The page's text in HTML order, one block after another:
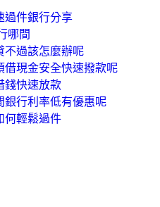
過件銀行分享
哪間
不過該怎麼辦呢
借現金安全快速撥款呢
錢快速放款
銀行利率低有優惠呢
何輕鬆過件